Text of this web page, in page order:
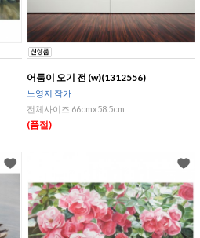
어둠이 오기 전 (w)(1312556)
노영지 작가
전체사이즈 66cmx58.5cm
(품절)